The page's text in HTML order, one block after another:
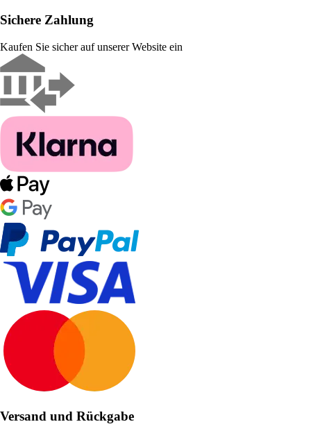
Sichere Zahlung
Kaufen Sie sicher auf unserer Website ein
Versand und Rückgabe